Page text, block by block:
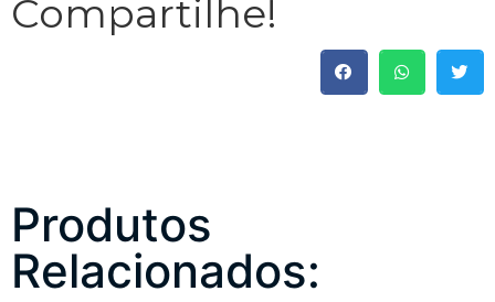
Compartilhe!
Produtos
Relacionados: